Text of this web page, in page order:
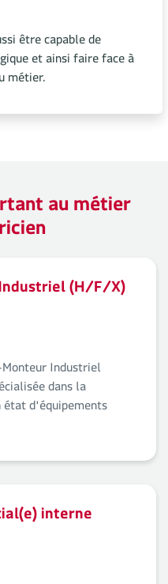
être capable de
et ainsi faire face à
métier.
au métier
(H/F/X)
Industriel
dans la
d'équipements
interne